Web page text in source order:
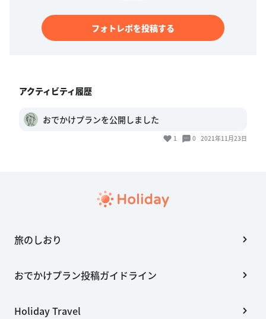
フォトレポを投稿する
アクティビティ履歴
おでかけプランを公開しました
1 0 2021年11月23日
旅のしおり
おでかけプラン投稿ガイドライン
Holiday Travel